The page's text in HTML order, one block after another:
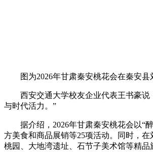
图为2026年甘肃秦安桃花会在秦安县
西安交通大学校友企业代表王书豪说
与时代活力。”
据介绍，2026年甘肃秦安桃花会以“醉
方美食和商品展销等25项活动。同时，
桃园、大地湾遗址、石节子美术馆等精